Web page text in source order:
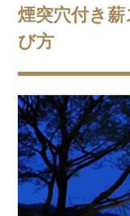
煙突穴付き
び方